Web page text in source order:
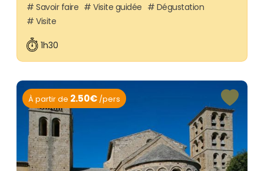
Savoir faire
Visite guidée
Dégustation
Visite
1h30
À partir de 2.50€ /pers